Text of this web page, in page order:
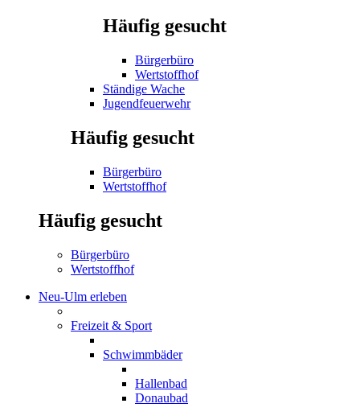
Häufig gesucht
Bürgerbüro
Wertstoffhof
Ständige Wache
Jugendfeuerwehr
Häufig gesucht
Bürgerbüro
Wertstoffhof
Häufig gesucht
Bürgerbüro
Wertstoffhof
Neu-Ulm erleben
Freizeit & Sport
Schwimmbäder
Hallenbad
Donaubad